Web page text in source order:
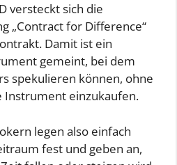
versteckt sich die
„Contract for Difference“
Damit ist ein
gemeint, bei dem
spekulieren können, ohne
Instrument einzukaufen.
legen also einfach
fest und geben an,